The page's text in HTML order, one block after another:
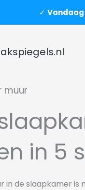
✓ Vandaag
muur
in 5
in de slaapkamer is